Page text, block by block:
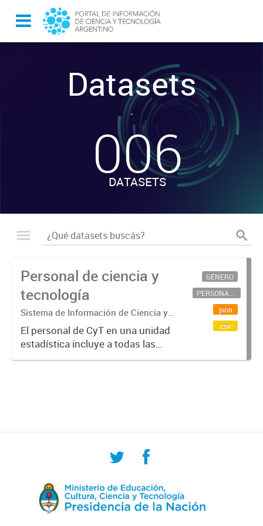
Datasets
-
006
DATASETS
Personal de ciencia y
tecnología
Sistema de Información de Ciencia y
Tecnología Argentino (SICYTAR)
El personal de CyT en una unidad
estadística incluye a todas las
personas involucradas
GÉNERO
PERSONAL CIENTÍFICO-TECNOLÓGICO
json
csv